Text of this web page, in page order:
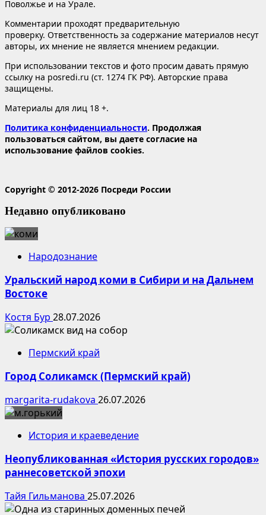
Поволжье и на Урале.
Комментарии проходят предварительную
проверку. Ответственность за содержание материалов несут
авторы, их мнение не является мнением редакции.
При использовании текстов и фото просим давать прямую
ссылку на posredi.ru (ст. 1274 ГК РФ). Авторские права
защищены.
Материалы для лиц 18 +.
Политика конфиденциальности. Продолжая
пользоваться сайтом, вы даете согласие на
использование файлов cookies.
Copyright © 2012-2026 Посреди России
Недавно опубликовано
Народознание
Уральский народ коми в Сибири и на Дальнем
Востоке
Костя Бур 28.07.2026
Пермский край
Город Соликамск (Пермский край)
margarita-rudakova 26.07.2026
История и краеведение
Неопубликованная «История русских городов»
раннесоветской эпохи
Тайя Гильманова 25.07.2026